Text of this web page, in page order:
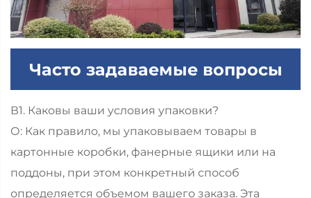
Часто задаваемые вопросы
В1. Каковы ваши условия упаковки?
О: Как правило, мы упаковываем товары в
картонные коробки, фанерные ящики или на
поддоны, при этом конкретный способ
определяется объемом вашего заказа. Эта